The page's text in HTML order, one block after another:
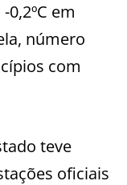
0,2ºC em
número
com
teve
oficiais